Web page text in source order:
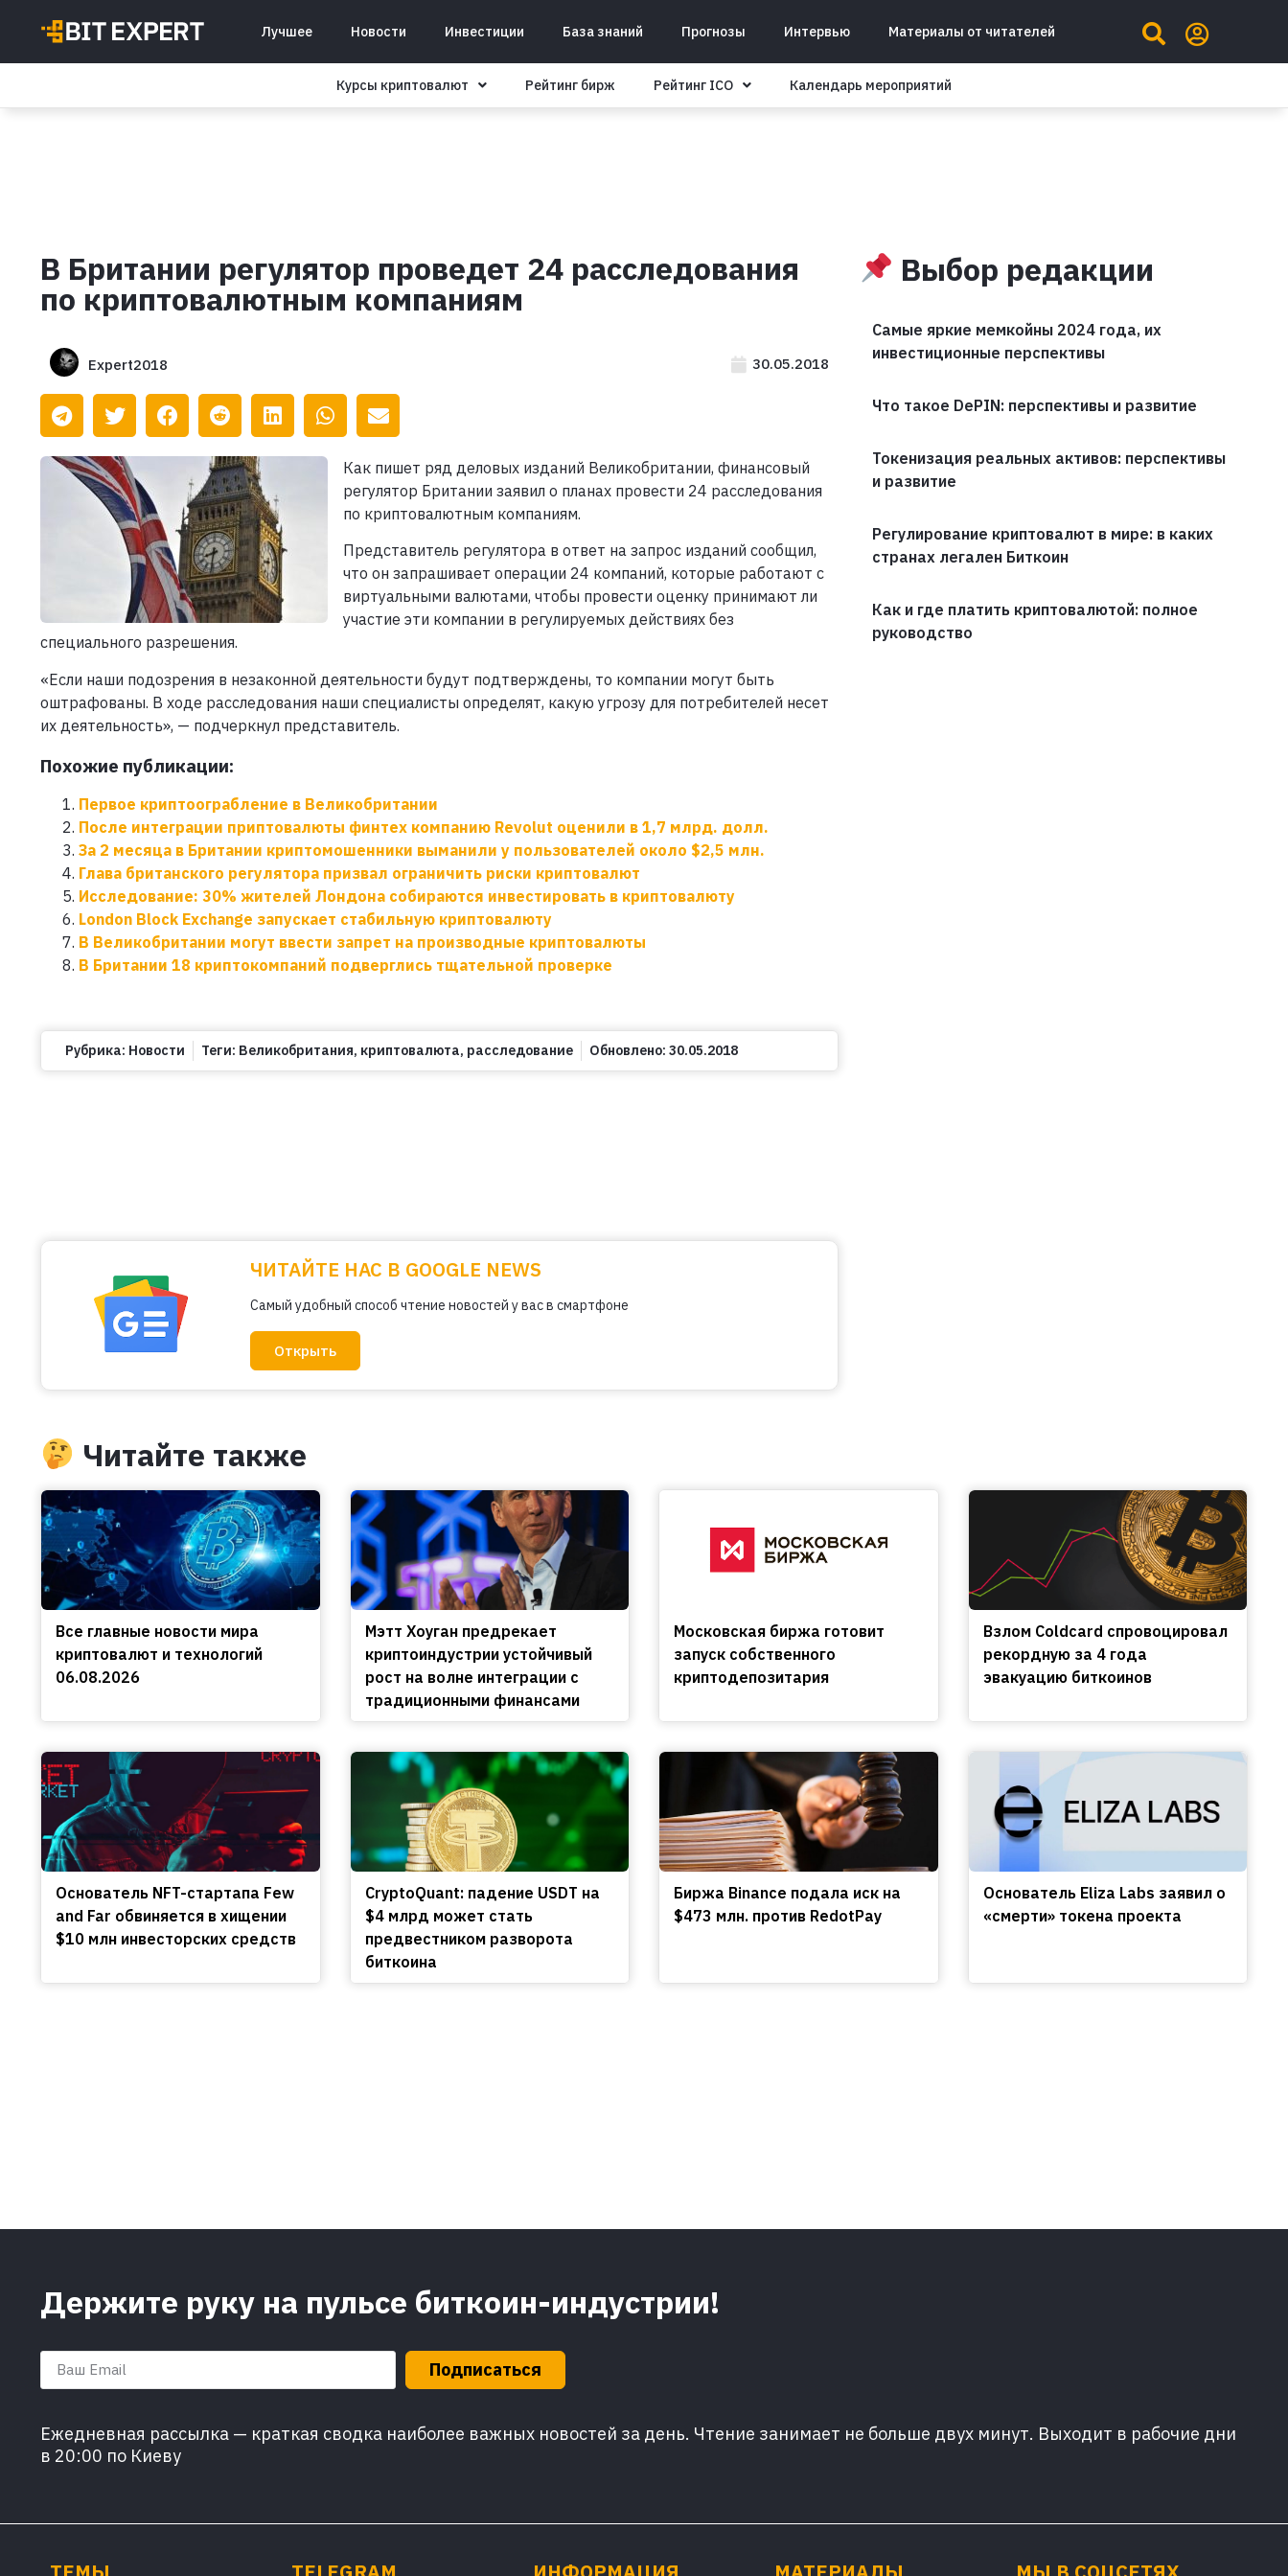
Лучшее Новости Инвестиции База знаний Прогнозы Интервью Материалы от читателей
Курсы криптовалют Рейтинг бирж Рейтинг ICO Календарь мероприятий
В Британии регулятор проведет 24 расследования
по криптовалютным компаниям
Expert2018 30.05.2018
Как пишет ряд деловых изданий Великобритании, финансовый
регулятор Британии заявил о планах провести 24 расследования
по криптовалютным компаниям.
Представитель регулятора в ответ на запрос изданий сообщил,
что он запрашивает операции 24 компаний, которые работают с
виртуальными валютами, чтобы провести оценку принимают ли
участие эти компании в регулируемых действиях без
специального разрешения.
«Если наши подозрения в незаконной деятельности будут подтверждены, то компании могут быть
оштрафованы. В ходе расследования наши специалисты определят, какую угрозу для потребителей несет
их деятельность», — подчеркнул представитель.
Похожие публикации:
Первое криптоограбление в Великобритании
После интеграции приптовалюты финтех компанию Revolut оценили в 1,7 млрд. долл.
За 2 месяца в Британии криптомошенники выманили у пользователей около $2,5 млн.
Глава британского регулятора призвал ограничить риски криптовалют
Исследование: 30% жителей Лондона собираются инвестировать в криптовалюту
London Block Exchange запускает стабильную криптовалюту
В Великобритании могут ввести запрет на производные криптовалюты
В Британии 18 криптокомпаний подверглись тщательной проверке
Рубрика: Новости Теги: Великобритания, криптовалюта, расследование Обновлено: 30.05.2018
ЧИТАЙТЕ НАС В GOOGLE NEWS
Самый удобный способ чтение новостей у вас в смартфоне
Открыть
Выбор редакции
Самые яркие мемкойны 2024 года, их
инвестиционные перспективы
Что такое DePIN: перспективы и развитие
Токенизация реальных активов: перспективы
и развитие
Регулирование криптовалют в мире: в каких
странах легален Биткоин
Как и где платить криптовалютой: полное
руководство
Читайте также
Все главные новости мира
криптовалют и технологий
06.08.2026
Мэтт Хоуган предрекает
криптоиндустрии устойчивый
рост на волне интеграции с
традиционными финансами
Московская биржа готовит
запуск собственного
криптодепозитария
Взлом Coldcard спровоцировал
рекордную за 4 года
эвакуацию биткоинов
Основатель NFT-стартапа Few
and Far обвиняется в хищении
$10 млн инвесторских средств
CryptoQuant: падение USDT на
$4 млрд может стать
предвестником разворота
биткоина
Биржа Binance подала иск на
$473 млн. против RedotPay
Основатель Eliza Labs заявил о
«смерти» токена проекта
Держите руку на пульсе биткоин-индустрии!
Подписаться
Ежедневная рассылка — краткая сводка наиболее важных новостей за день. Чтение занимает не больше двух минут. Выходит в рабочие дни
в 20:00 по Киеву